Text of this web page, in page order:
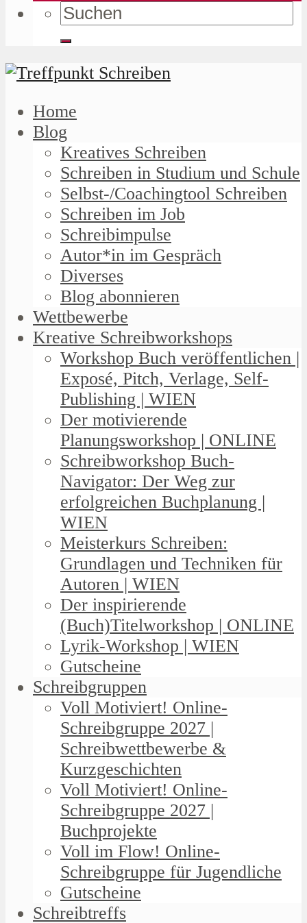
Home
Blog
Kreatives Schreiben
Schreiben in Studium und Schule
Selbst-/Coachingtool Schreiben
Schreiben im Job
Schreibimpulse
Autor*in im Gespräch
Diverses
Blog abonnieren
Wettbewerbe
Kreative Schreibworkshops
Workshop Buch veröffentlichen |
Exposé, Pitch, Verlage, Self-
Publishing | WIEN
Der motivierende
Planungsworkshop | ONLINE
Schreibworkshop Buch-
Navigator: Der Weg zur
erfolgreichen Buchplanung |
WIEN
Meisterkurs Schreiben:
Grundlagen und Techniken für
Autoren | WIEN
Der inspirierende
(Buch)Titelworkshop | ONLINE
Lyrik-Workshop | WIEN
Gutscheine
Schreibgruppen
Voll Motiviert! Online-
Schreibgruppe 2027 |
Schreibwettbewerbe &
Kurzgeschichten
Voll Motiviert! Online-
Schreibgruppe 2027 |
Buchprojekte
Voll im Flow! Online-
Schreibgruppe für Jugendliche
Gutscheine
Schreibtreffs